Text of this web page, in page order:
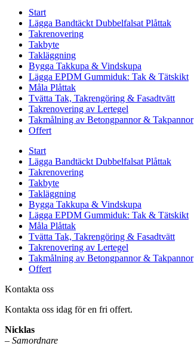
Start
Lägga Bandtäckt Dubbelfalsat Plåttak
Takrenovering
Takbyte
Takläggning
Bygga Takkupa & Vindskupa
Lägga EPDM Gummiduk: Tak & Tätskikt
Måla Plåttak
Tvätta Tak, Takrengöring & Fasadtvätt
Takrenovering av Lertegel
Takmålning av Betongpannor & Takpannor
Offert
Start
Lägga Bandtäckt Dubbelfalsat Plåttak
Takrenovering
Takbyte
Takläggning
Bygga Takkupa & Vindskupa
Lägga EPDM Gummiduk: Tak & Tätskikt
Måla Plåttak
Tvätta Tak, Takrengöring & Fasadtvätt
Takrenovering av Lertegel
Takmålning av Betongpannor & Takpannor
Offert
Kontakta oss
Kontakta oss idag för en fri offert.
Nicklas
– Samordnare